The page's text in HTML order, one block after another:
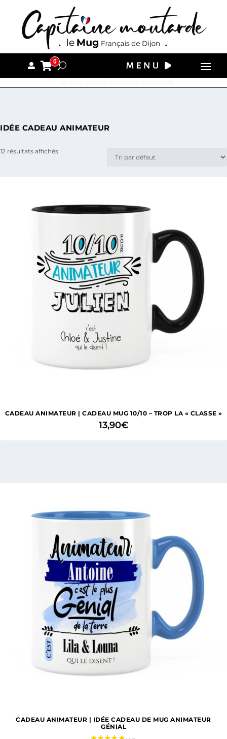
0
IDÉE CADEAU ANIMATEUR
12 résultats affichés
CADEAU ANIMATEUR | CADEAU MUG 10/10 – TROP LA « CLASSE »
13,90€
CADEAU ANIMATEUR | IDÉE CADEAU DE MUG ANIMATEUR
GÉNIAL